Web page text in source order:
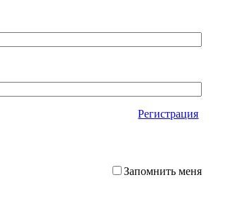
Регистрация
Запомнить меня